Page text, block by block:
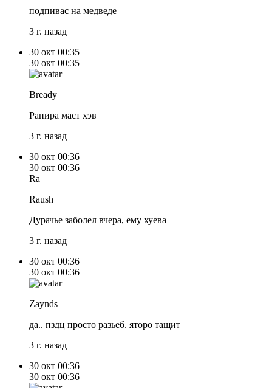
подпивас на медведе
3 г. назад
30 окт 00:35
30 окт 00:35
Bready
Рапира маст хэв
3 г. назад
30 окт 00:36
30 окт 00:36
Ra
Raush
Дурачье заболел вчера, ему хуева
3 г. назад
30 окт 00:36
30 окт 00:36
Zaynds
да.. пздц просто разьеб. яторо тащит
3 г. назад
30 окт 00:36
30 окт 00:36